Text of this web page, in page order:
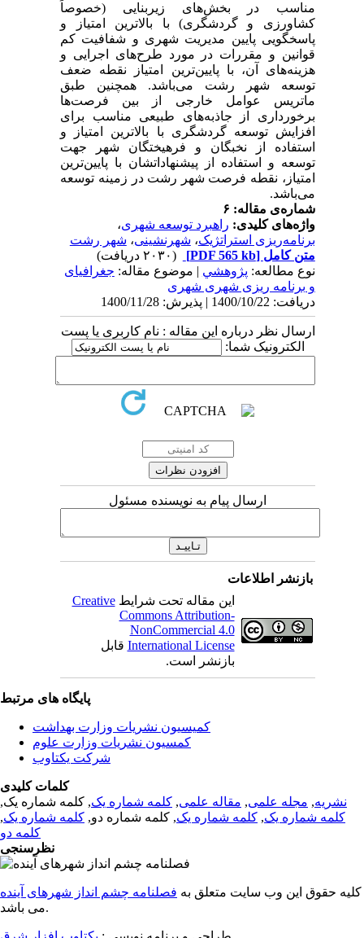
مناسب در بخشهای زیربنایی (خصوصاً
کشاورزی و گردشگری) با بالاترین امتیاز و
پاسخگویی پایین مدیریت شهری و شفافیت کم
قوانین و مقررات در مورد طرحهای اجرایی و
هزینههای آن، با پایینترین امتیاز نقطه ضعف
توسعه شهر رشت میباشد. همچنین طبق
ماتریس عوامل خارجی از بین فرصتها
برخورداری از جاذبههای طبیعی مناسب برای
افزایش توسعه گردشگری با بالاترین امتیاز و
استفاده از نخبگان و فرهیختگان شهر جهت
توسعه و استفاده از پیشنهاداتشان با پایینترین
امتیاز، نقطه فرصت شهر رشت در زمینه توسعه
میباشد.
شماره‌ی مقاله: ۶
واژه‌های کلیدی: راهبرد توسعه شهری،
برنامه‌ریزی استراتژیک، شهرنشینی، شهر رشت
متن کامل [PDF 565 kb]
(۲۰۳۰ دریافت)
نوع مطالعه: پژوهشي | موضوع مقاله: جغرافیای
و برنامه ریزی شهری شهری
دریافت: 1400/10/22 | پذیرش: 1400/11/28
ارسال نظر درباره این مقاله : نام کاربری یا پست
الکترونیک شما:
ارسال پیام به نویسنده مسئول
بازنشر اطلاعات
این مقاله تحت شرایطCreative
Commons Attribution-
NonCommercial 4.0
International License قابل
بازنشر است.
پایگاه های مرتبط
کمیسیون نشریات وزارت بهداشت
کمسیون نشریات وزارت علوم
شرکت یکتاوب
کلمات کلیدی
نشریه, مجله علمی, مقاله علمی, کلمه شماره یک, کلمه شماره یک,
کلمه شماره یک, کلمه شماره یک, کلمه شماره دو, کلمه شماره یک,
کلمه دو
نظرسنجی
کلیه حقوق این وب سایت متعلق به فصلنامه چشم انداز شهرهای آینده
می باشد.